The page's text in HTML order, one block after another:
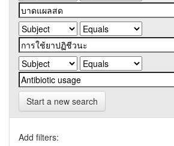
Start a new search
Add filters: